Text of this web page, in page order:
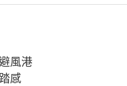
風港
感